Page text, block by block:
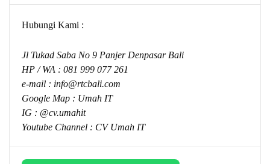
Hubungi Kami :
Jl Tukad Saba No 9 Panjer Denpasar Bali
HP / WA : 081 999 077 261
e-mail : info@rtcbali.com
Google Map : Umah IT
IG : @cv.umahit
Youtube Channel : CV Umah IT